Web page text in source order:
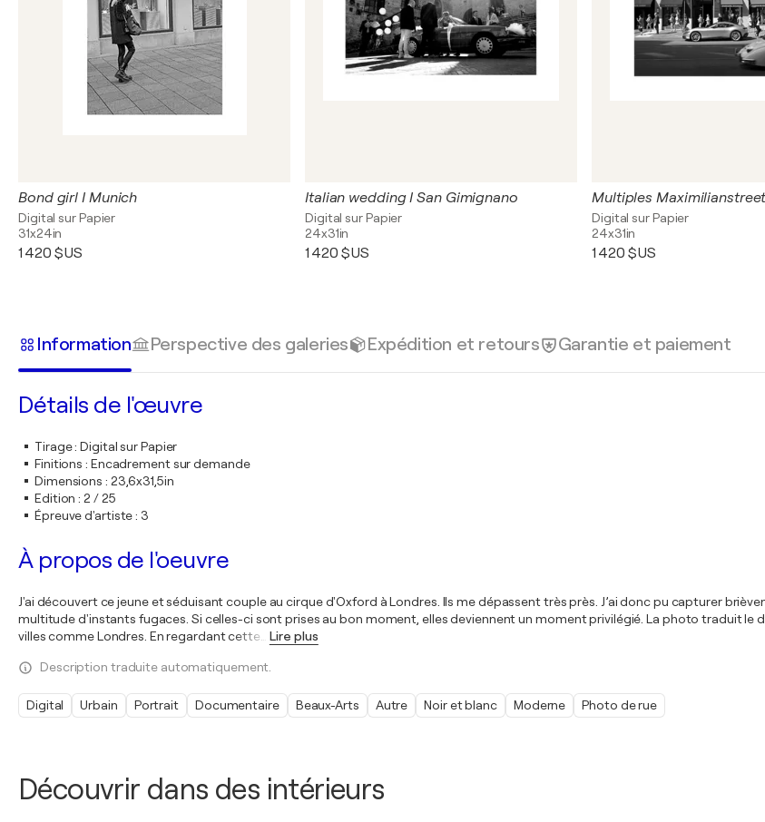
Découvrir dans des intérieurs
Bond girl I Munich
Digital sur Papier
31x24in
1 420 $US
Italian wedding I San Gimignano
Digital sur Papier
24x31in
1 420 $US
Multiples
Digital sur Papier
24x31in
1 420 $US
Information Perspective des galeries Expédition et retours Garantie et paiement
Détails de l'œuvre
Tirage:Digital sur Papier
Finitions : Encadrement sur demande
Dimensions : 23,6x31,5in
Edition : 2 / 25
Épreuve d'artiste: 3
À propos de l'oeuvre
J'ai découvert ce jeune et séduisant couple au cirque d'Oxford à Londres. Ils me dépassent très près. J’ai donc pu capturer
multitude d'instants fugaces. Si celles-ci sont prises au bon moment, elles deviennent un moment privilégié. La photo traduit le
villes comme Londres. En regardant cette
Lire plus
Description traduite automatiquement.
Digital Urbain Portrait Documentaire Beaux-Arts Autre Noir et blanc Moderne Photo de rue